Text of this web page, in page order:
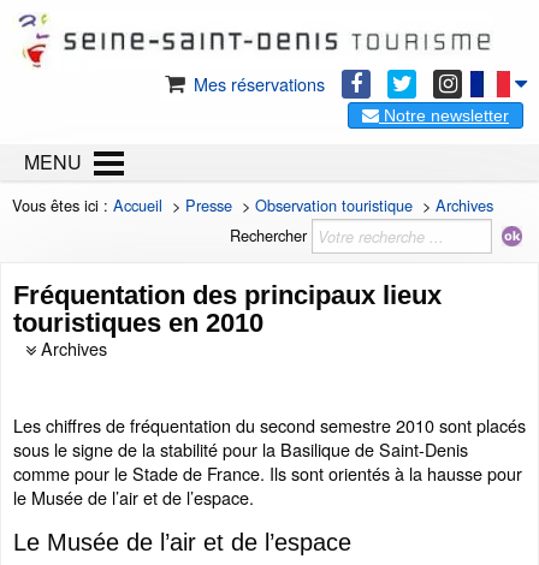
Mes réservations
Notre newsletter
MENU
Vous êtes ici : Accueil > Presse > Observation touristique > Archives
Rechercher
Fréquentation des principaux lieux
touristiques en 2010
Archives
Les chiffres de fréquentation du second semestre 2010 sont placés
sous le signe de la stabilité pour la Basilique de Saint-Denis
comme pour le Stade de France. Ils sont orientés à la hausse pour
le Musée de l’air et de l’espace.
Le Musée de l’air et de l’espace